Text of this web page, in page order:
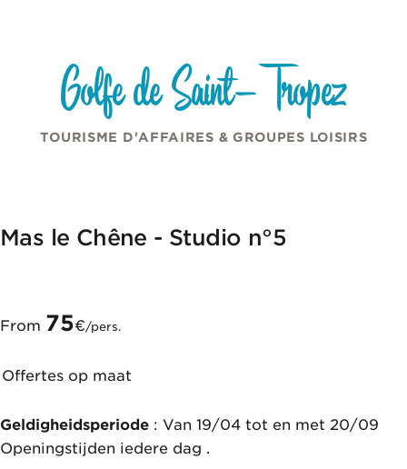
Golfe de Saint-Tropez
TOURISME D'AFFAIRES & GROUPES LOISIRS
Mas le Chêne - Studio n°5
From 75€/pers.
Offertes op maat
Geldigheidsperiode : Van 19/04 tot en met 20/09
Openingstijden iedere dag .